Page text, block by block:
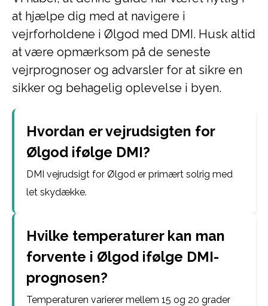
at hjælpe dig med at navigere i
vejrforholdene i Ølgod med DMI. Husk altid
at være opmærksom på de seneste
vejrprognoser og advarsler for at sikre en
sikker og behagelig oplevelse i byen.
Hvordan er vejrudsigten for
Ølgod ifølge DMI?
DMI vejrudsigt for Ølgod er primært solrig med
let skydække.
Hvilke temperaturer kan man
forvente i Ølgod ifølge DMI-
prognosen?
Temperaturen varierer mellem 15 og 20 grader